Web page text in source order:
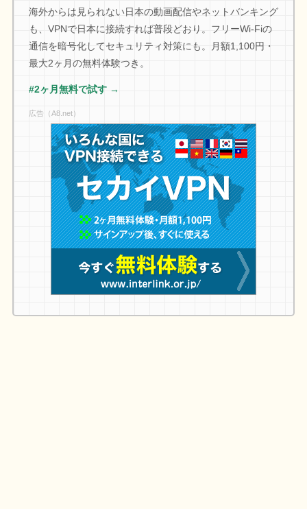
海外からは見られない日本の動画配信やネットバンキング
も、VPNで日本に接続すれば普段どおり。フリーWi-Fiの
通信を暗号化してセキュリティ対策にも。月額1,100円・
最大2ヶ月の無料体験つき。
#2ヶ月無料で試す →
広告（A8.net）